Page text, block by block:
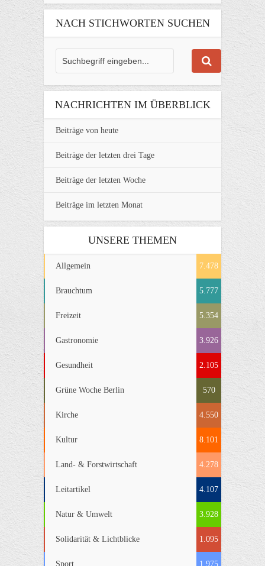
NACH STICHWORTEN SUCHEN
NACHRICHTEN IM ÜBERBLICK
Beiträge von heute
Beiträge der letzten drei Tage
Beiträge der letzten Woche
Beiträge im letzten Monat
UNSERE THEMEN
Allgemein 7.478
Brauchtum 5.777
Freizeit 5.354
Gastronomie 3.926
Gesundheit 2.105
Grüne Woche Berlin 570
Kirche 4.550
Kultur 8.101
Land- & Forstwirtschaft 4.278
Leitartikel 4.107
Natur & Umwelt 3.928
Solidarität & Lichtblicke 1.095
Sport 1.975